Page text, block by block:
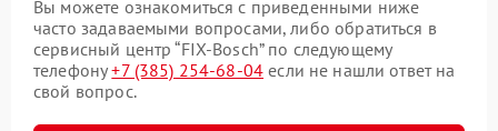
Вы можете ознакомиться с приведенными ниже
часто задаваемыми вопросами, либо обратиться в
сервисный центр “FIX-Bosch” по следующему
телефону+7 (385) 254-68-04 если не нашли ответ на
свой вопрос.